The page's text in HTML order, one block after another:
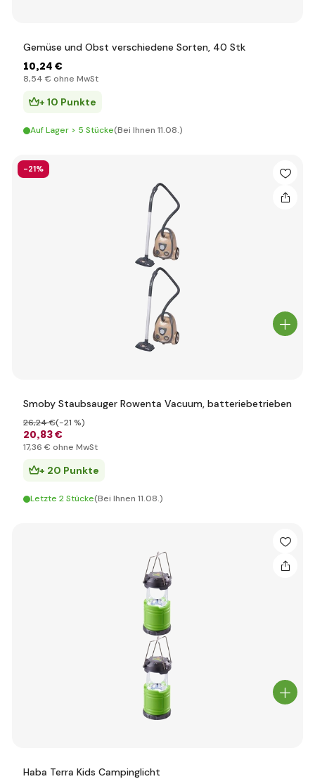
Gemüse und Obst verschiedene Sorten, 40 Stk
10,24 €
8,54 € ohne MwSt
+ 10 Punkte
Auf Lager > 5 Stücke(Bei Ihnen 11.08.)
-21%
Smoby Staubsauger Rowenta Vacuum, batteriebetrieben
20,83 €
26,24 €(-21 %)
17,36 € ohne MwSt
+ 20 Punkte
Letzte 2 Stücke(Bei Ihnen 11.08.)
Haba Terra Kids Campinglicht